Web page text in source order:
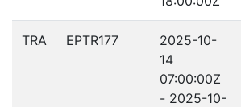
TRA EPTR177
2025-10-
14
07:00:00Z
- 2025-10-